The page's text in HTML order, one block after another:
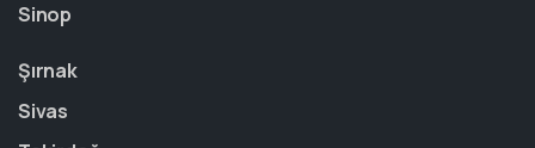
Sinop
Şırnak
Sivas